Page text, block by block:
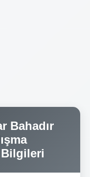
Bahadır